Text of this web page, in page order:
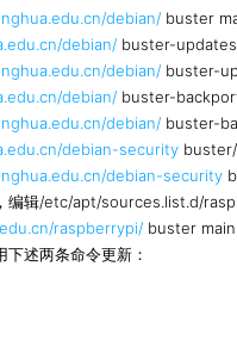
debian/ buster
debian/ buster-
debian/ buster-
debian/ buster-
debian/ buster-
debian-security
debian-security
编辑/etc/apt/sources.list.d/
raspberrypi/ buster
述两条命令更新：